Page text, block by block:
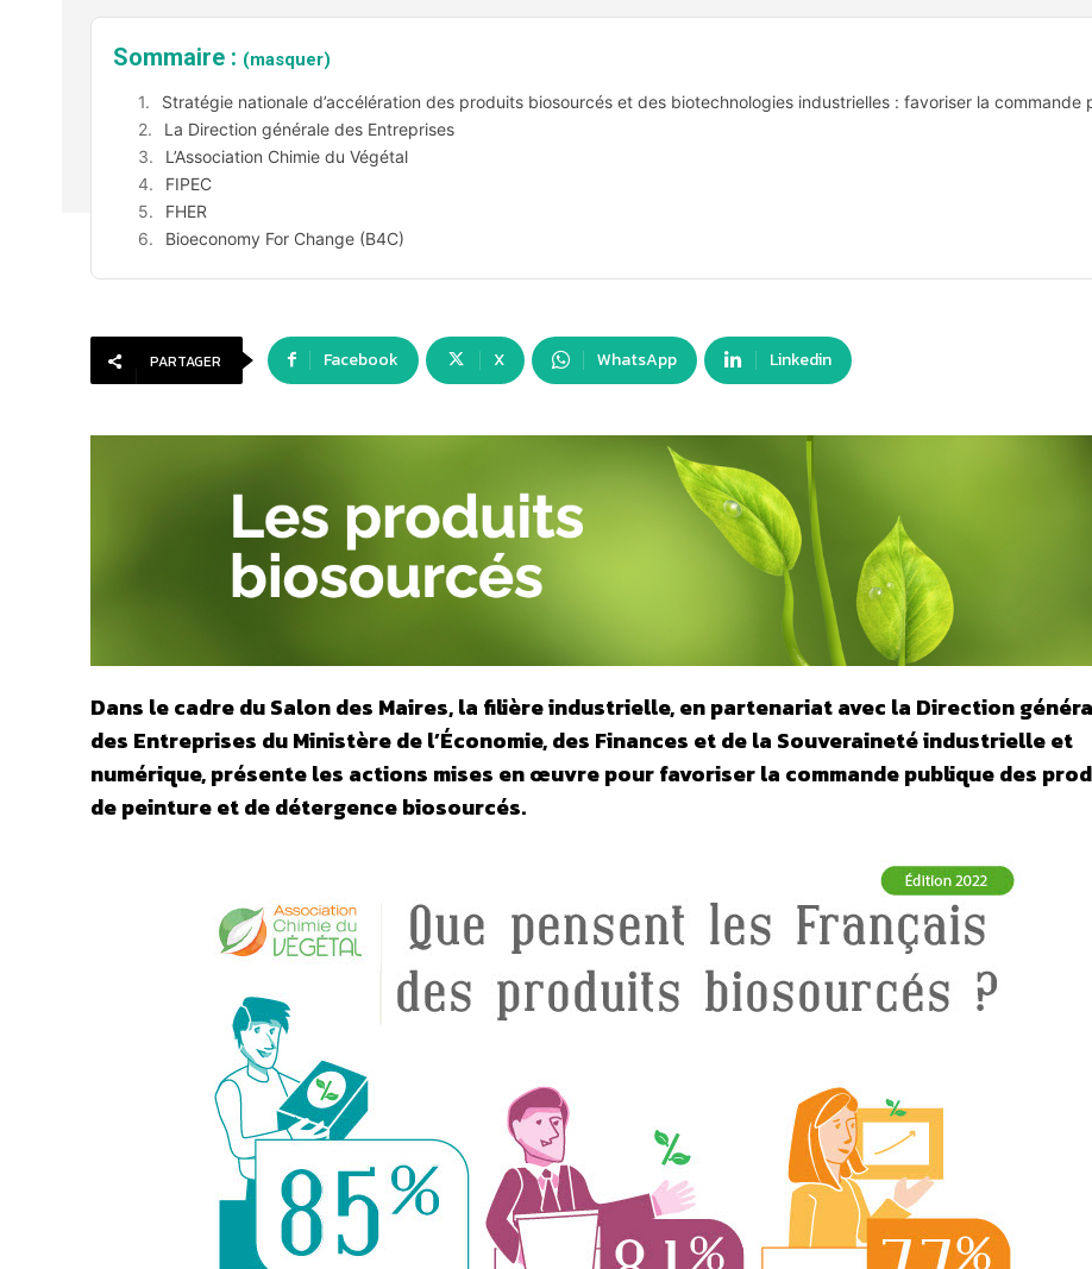
Sommaire : (masquer)
Stratégie nationale d’accélération des produits biosourcés et des biotechnologies industrielles : favoriser la
La Direction générale des Entreprises
L’Association Chimie du Végétal
FIPEC
FHER
Bioeconomy For Change (B4C)
PARTAGER Facebook X WhatsApp Linkedin
Dans le cadre du Salon des Maires, la filière industrielle, en partenariat avec la Direction
des Entreprises du Ministère de l’Économie, des Finances et de la Souveraineté industrielle et
numérique, présente les actions mises en œuvre pour favoriser la commande publique des
de peinture et de détergence biosourcés.